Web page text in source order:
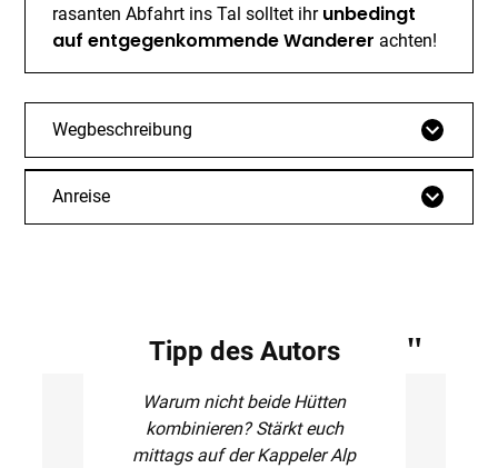
rasanten Abfahrt ins Tal solltet ihr unbedingt
auf entgegenkommende Wanderer achten!
Wegbeschreibung
Anreise
Tipp des Autors
Warum nicht beide Hütten
kombinieren? Stärkt euch
mittags auf der Kappeler Alp